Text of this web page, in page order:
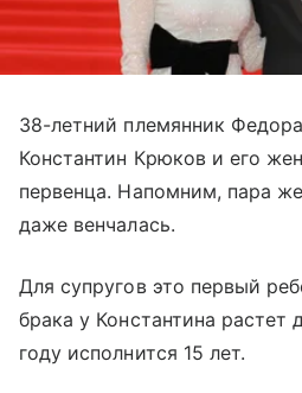
38-летний племянник
Константин Крюков и его
первенца. Напомним, пара
даже венчалась.
Для супругов это первый
брака у Константина растет
году исполнится 15 лет.